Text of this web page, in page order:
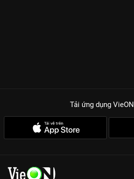
Tải ứng dụng VieON